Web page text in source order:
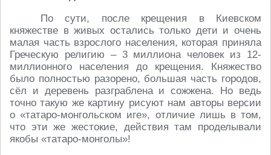
По сути, после крещения в Киевском
княжестве в живых остались только дети и очень
малая часть взрослого населения, которая приняла
Греческую религию – 3 миллиона человек из 12-
миллионного населения до крещения. Княжество
было полностью разорено, большая часть городов,
сёл и деревень разграблена и сожжена. Но ведь
точно такую же картину рисуют нам авторы версии
о «татаро-монгольском иге», отличие лишь в том,
что эти же жестокие, действия там проделывали
якобы «татаро-монголы»!